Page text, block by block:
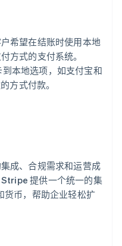
希望在结账时使用本地
方式的支付系统。
本地选项，如支付宝和
方式付款。
成、合规需求和运营成
提供一个统一的集
货币，帮助企业轻松扩